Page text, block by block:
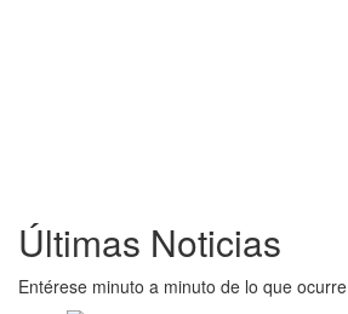
Últimas Noticias
Entérese minuto a minuto de lo que ocurre